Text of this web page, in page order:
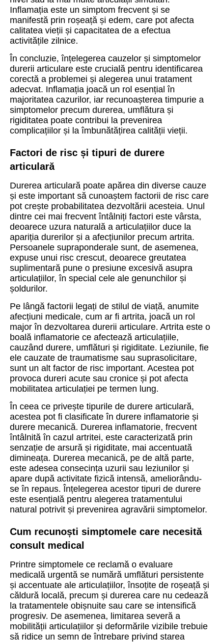
Inflamația este un simptom frecvent și se
manifestă prin roșeață și edem, care pot afecta
calitatea vieții și capacitatea de a efectua
activitățile zilnice.
În concluzie, înțelegerea cauzelor și simptomelor
durerii articulare este crucială pentru identificarea
corectă a problemei și alegerea unui tratament
adecvat. Inflamația joacă un rol esențial în
majoritatea cazurilor, iar recunoașterea timpurie a
simptomelor precum durerea, umflătura și
rigiditatea poate contribui la prevenirea
complicațiilor și la îmbunătățirea calității vieții.
Factori de risc și tipuri de durere
articulară
Durerea articulară poate apărea din diverse cauze
și este important să cunoaștem factorii de risc care
pot crește probabilitatea dezvoltării acesteia. Unul
dintre cei mai frecvent întâlniți factori este vârsta,
deoarece uzura naturală a articulațiilor duce la
apariția durerilor și a afecțiunilor precum artrita.
Persoanele supraponderale sunt, de asemenea,
expuse unui risc crescut, deoarece greutatea
suplimentară pune o presiune excesivă asupra
articulațiilor, în special cele ale genunchilor și
șoldurilor.
Pe lângă factorii legați de stilul de viață, anumite
afecțiuni medicale, cum ar fi artrita, joacă un rol
major în dezvoltarea durerii articulare. Artrita este o
boală inflamatorie ce afectează articulațiile,
cauzând durere, umflături și rigiditate. Leziunile, fie
ele cauzate de traumatisme sau suprasolicitare,
sunt un alt factor de risc important. Acestea pot
provoca dureri acute sau cronice și pot afecta
mobilitatea articulației pe termen lung.
În ceea ce privește tipurile de durere articulară,
acestea pot fi clasificate în durere inflamatorie și
durere mecanică. Durerea inflamatorie, frecvent
întâlnită în cazul artritei, este caracterizată prin
senzație de arsură și rigiditate, mai accentuată
dimineața. Durerea mecanică, pe de altă parte,
este adesea consecința uzurii sau leziunilor și
apare după activitate fizică intensă, ameliorându-
se în repaus. Înțelegerea acestor tipuri de durere
este esențială pentru alegerea tratamentului
natural potrivit și prevenirea agravării simptomelor.
Cum recunoști simptomele care necesită
consult medical
Printre simptomele ce reclamă o evaluare
medicală urgentă se numără umflături persistente
și accentuate ale articulațiilor, însoțite de roșeață și
căldură locală, precum și durerea care nu cedează
la tratamentele obișnuite sau care se intensifică
progresiv. De asemenea, limitarea severă a
mobilității articulațiilor și deformările vizibile trebuie
să ridice un semn de întrebare privind starea